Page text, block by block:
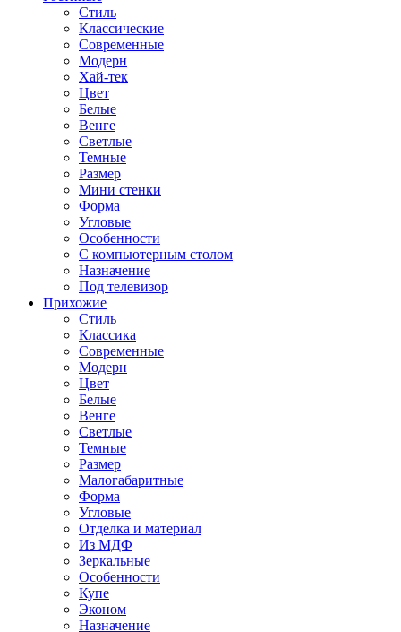
Стиль
Классические
Современные
Модерн
Хай-тек
Цвет
Белые
Венге
Светлые
Темные
Размер
Мини стенки
Форма
Угловые
Особенности
С компьютерным столом
Назначение
Под телевизор
Прихожие
Стиль
Классика
Современные
Модерн
Цвет
Белые
Венге
Светлые
Темные
Размер
Малогабаритные
Форма
Угловые
Отделка и материал
Из МДФ
Зеркальные
Особенности
Купе
Эконом
Назначение